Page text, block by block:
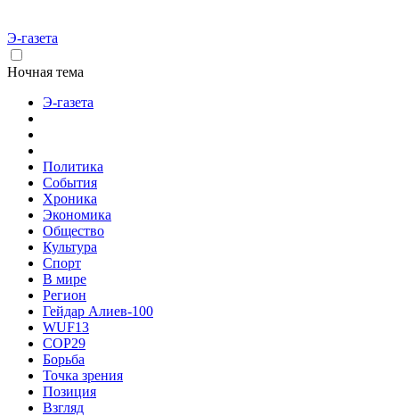
Э-газета
Ночная тема
Э-газета
Политика
События
Хроника
Экономика
Общество
Культура
Спорт
В мире
Регион
Гейдар Алиев-100
WUF13
COP29
Борьба
Точка зрения
Позиция
Взгляд